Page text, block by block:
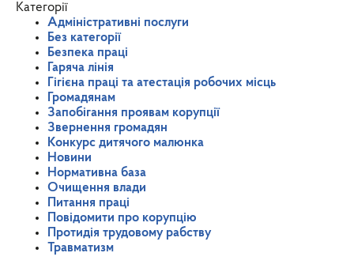
Категорії
Адміністративні послуги
Без категорії
Безпека праці
Гаряча лінія
Гігієна праці та атестація робочих місць
Громадянам
Запобігання проявам корупції
Звернення громадян
Конкурс дитячого малюнка
Новини
Нормативна база
Очищення влади
Питання праці
Повідомити про корупцію
Протидія трудовому рабству
Травматизм